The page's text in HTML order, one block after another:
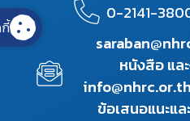
0-2141-
หนังสือ แล
ข้อเสนอแนะแ